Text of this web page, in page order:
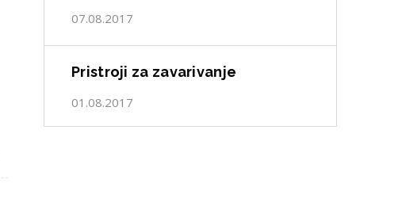
07.08.2017
Pristroji za zavarivanje
01.08.2017